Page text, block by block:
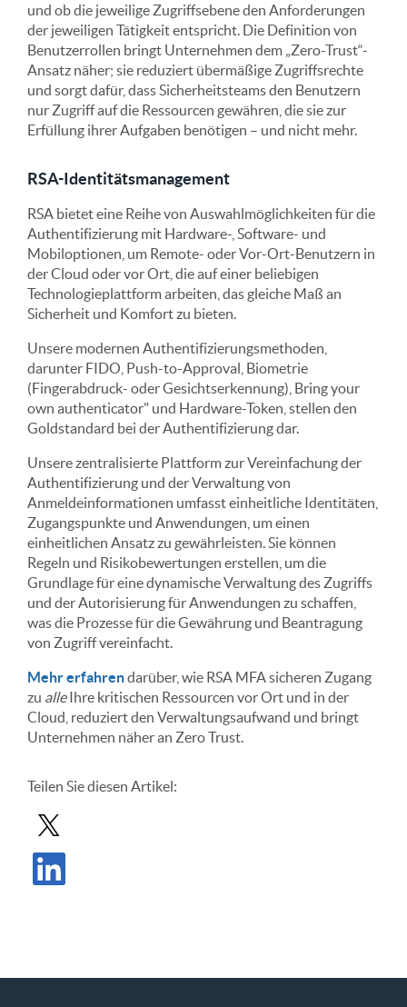
und ob die jeweilige Zugriffsebene den Anforderungen
der jeweiligen Tätigkeit entspricht. Die Definition von
Benutzerrollen bringt Unternehmen dem „Zero-Trust“-
Ansatz näher; sie reduziert übermäßige Zugriffsrechte
und sorgt dafür, dass Sicherheitsteams den Benutzern
nur Zugriff auf die Ressourcen gewähren, die sie zur
Erfüllung ihrer Aufgaben benötigen – und nicht mehr.
RSA-Identitätsmanagement
RSA bietet eine Reihe von Auswahlmöglichkeiten für die
Authentifizierung mit Hardware-, Software- und
Mobiloptionen, um Remote- oder Vor-Ort-Benutzern in
der Cloud oder vor Ort, die auf einer beliebigen
Technologieplattform arbeiten, das gleiche Maß an
Sicherheit und Komfort zu bieten.
Unsere modernen Authentifizierungsmethoden,
darunter FIDO, Push-to-Approval, Biometrie
(Fingerabdruck- oder Gesichtserkennung), Bring your
own authenticator" und Hardware-Token, stellen den
Goldstandard bei der Authentifizierung dar.
Unsere zentralisierte Plattform zur Vereinfachung der
Authentifizierung und der Verwaltung von
Anmeldeinformationen umfasst einheitliche Identitäten,
Zugangspunkte und Anwendungen, um einen
einheitlichen Ansatz zu gewährleisten. Sie können
Regeln und Risikobewertungen erstellen, um die
Grundlage für eine dynamische Verwaltung des Zugriffs
und der Autorisierung für Anwendungen zu schaffen,
was die Prozesse für die Gewährung und Beantragung
von Zugriff vereinfacht.
Mehr erfahrendarüber, wie RSA MFA sicheren Zugang
zu alleIhre kritischen Ressourcen vor Ort und in der
Cloud, reduziert den Verwaltungsaufwand und bringt
Unternehmen näher an Zero Trust.
Teilen Sie diesen Artikel:
Beitrag in X teilen